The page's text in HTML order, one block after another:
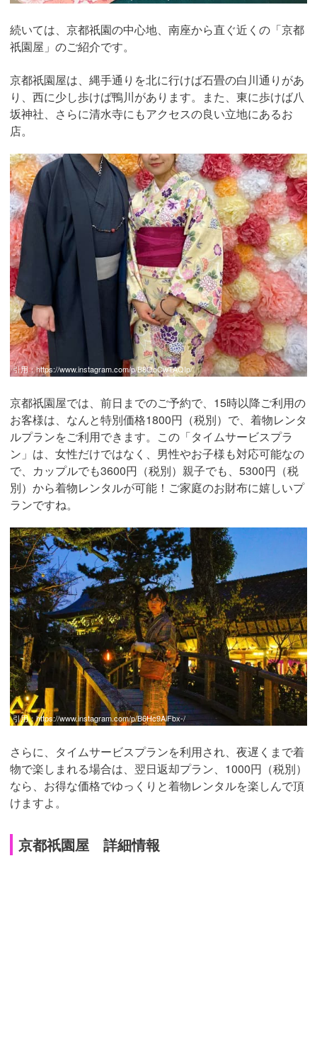
続いては、京都祇園の中心地、南座から直ぐ近くの「京都
祇園屋」のご紹介です。
京都祇園屋は、縄手通りを北に行けば石畳の白川通りがあ
り、西に少し歩けば鴨川があります。また、東に歩けば八
坂神社、さらに清水寺にもアクセスの良い立地にあるお
店。
引用：https://www.instagram.com/p/B8OoCwTAQIp/
京都祇園屋では、前日までのご予約で、15時以降ご利用の
お客様は、なんと特別価格1800円（税別）で、着物レンタ
ルプランをご利用できます。この「タイムサービスプラ
ン」は、女性だけではなく、男性やお子様も対応可能なの
で、カップルでも3600円（税別）親子でも、5300円（税
別）から着物レンタルが可能！ご家庭のお財布に嬉しいプ
ランですね。
引用：https://www.instagram.com/p/B6Hc9AiFbx-/
さらに、タイムサービスプランを利用され、夜遅くまで着
物で楽しまれる場合は、翌日返却プラン、1000円（税別）
なら、お得な価格でゆっくりと着物レンタルを楽しんで頂
けますよ。
京都祇園屋 詳細情報